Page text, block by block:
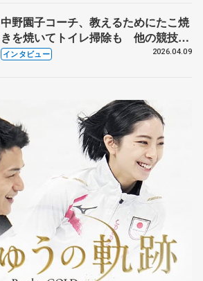
中野園子コーチ、教えるためにたこ焼
きを焼いてトイレ掃除も 他の競技に
も通用するという坂本花織の筋肉
インタビュー 2026.04.09